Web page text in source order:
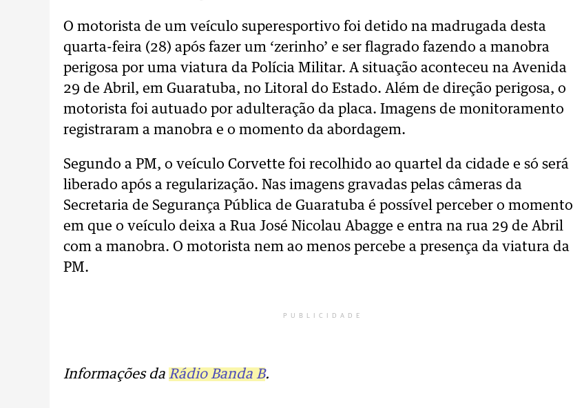
O motorista de um veículo superesportivo foi detido na madrugada desta
quarta-feira (28) após fazer um ‘zerinho’ e ser flagrado fazendo a manobra
perigosa por uma viatura da Polícia Militar. A situação aconteceu na Avenida
29 de Abril, em Guaratuba, no Litoral do Estado. Além de direção perigosa, o
motorista foi autuado por adulteração da placa. Imagens de monitoramento
registraram a manobra e o momento da abordagem.
Segundo a PM, o veículo Corvette foi recolhido ao quartel da cidade e só será
liberado após a regularização. Nas imagens gravadas pelas câmeras da
Secretaria de Segurança Pública de Guaratuba é possível perceber o momento
em que o veículo deixa a Rua José Nicolau Abagge e entra na rua 29 de Abril
com a manobra. O motorista nem ao menos percebe a presença da viatura da
PM.
PUBLICIDADE
Informações da Rádio Banda B.